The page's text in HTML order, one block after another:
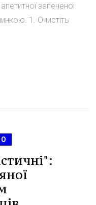
запеченої
1. Очистіть